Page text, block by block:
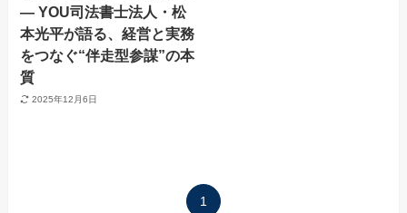
— YOU司法書士法人・松
本光平が語る、経営と実務
をつなぐ“伴走型参謀”の本
質
2025年12月6日
1